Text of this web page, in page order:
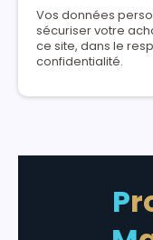
Vos données
sécuriser votre
ce site, dans le
confidentialité.
P